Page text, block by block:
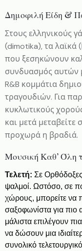
Δημοφιλή Είδη &
Στους ελληνικούς
(dimotika), τα λαϊκά
που ξεσηκώνουν
συνδυασμός αυτών
R&B κομμάτια
τραγουδιών. Για
κυκλωτικούς
και μετά μεταβείτε
προχωρά η βραδιά.
Μουσική Καθ’ Όλη
Τελετή: Σε Ορθόδοξες
ψαλμοί. Ωστόσο, σε
χώρους, μπορείτε να
σαξοφωνίστα για πιο
μάλιστα επιλέγουν
να δώσουν μια
συνολικό